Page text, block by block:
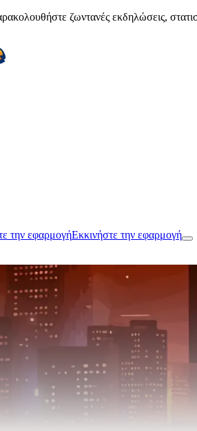
ζωντανές εκδηλώσεις,
την εφαρμογήΕκκινήστε την εφαρμογή